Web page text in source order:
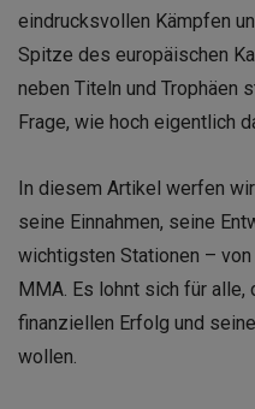
eindrucksvollen Kämpfen
Spitze des europäischen
neben Titeln und Trophäen
Frage, wie hoch eigentlich
In diesem Artikel werfen
seine Einnahmen, seine
wichtigsten Stationen – von
MMA. Es lohnt sich für alle,
finanziellen Erfolg und
wollen.